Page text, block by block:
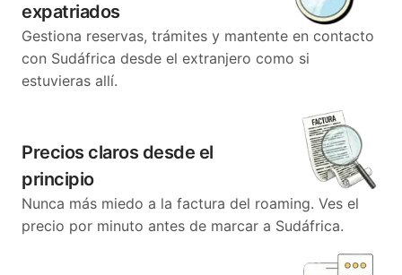
expatriados
Gestiona reservas, trámites y mantente en contacto
con Sudáfrica desde el extranjero como si
estuvieras allí.
Precios claros desde el
principio
Nunca más miedo a la factura del roaming. Ves el
precio por minuto antes de marcar a Sudáfrica.